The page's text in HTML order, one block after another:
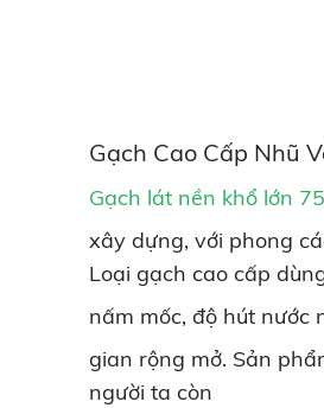
Gạch Cao Cấp Nhũ
Gạch lát nền khổ lớn
xây dựng, với phong
Loại gạch cao cấp
nấm mốc, độ hút nước
gian rộng mở. Sản
người ta còn